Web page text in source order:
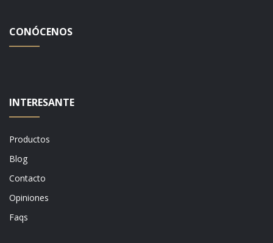
CONÓCENOS
INTERESANTE
Productos
Blog
Contacto
Opiniones
Faqs